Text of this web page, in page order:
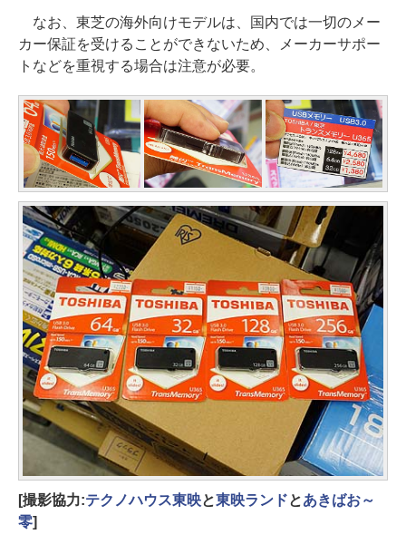
なお、東芝の海外向けモデルは、国内では一切のメー
カー保証を受けることができないため、メーカーサポー
トなどを重視する場合は注意が必要。
[撮影協力:テクノハウス東映と東映ランドとあきばお～
零]